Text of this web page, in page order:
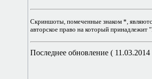
Скриншоты, помеченные знаком *,
авторское право на который принадлежит "
Последнее обновление ( 11.03.2014